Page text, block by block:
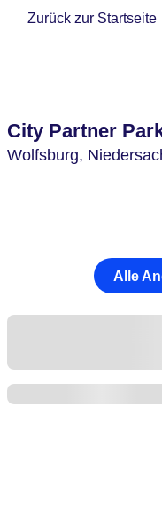
Zurück zur Startseite
City Partner
Wolfsburg,
Alle